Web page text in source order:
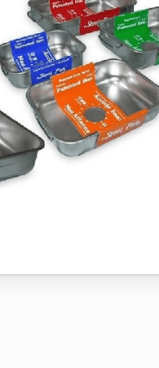
italia independent
lucidatrice pavimenti
pattumiera raccolta
elenco telefonico
faro solare